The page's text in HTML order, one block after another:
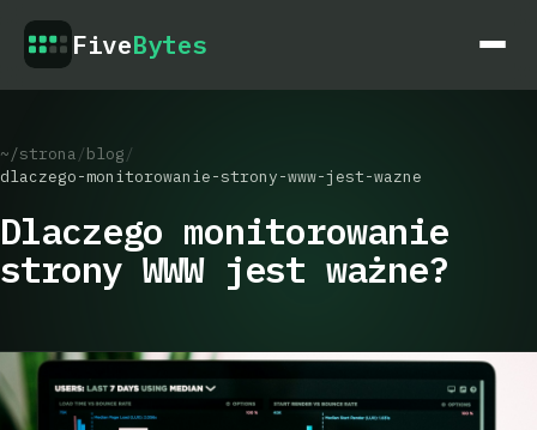
FiveBytes
~/strona/blog/
dlaczego-monitorowanie-strony-www-jest-wazne
Dlaczego monitorowanie
strony WWW jest ważne?